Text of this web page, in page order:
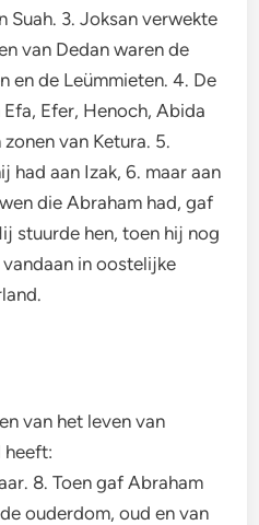
Suah. 3. Joksan verwekte
van Dedan waren de
en de Leümmieten. 4. De
Efer, Henoch, Abida
van Ketura. 5.
had aan Izak, 6. maar aan
die Abraham had, gaf
stuurde hen, toen hij nog
in oostelijke
van het leven van
heeft:
8. Toen gaf Abraham
ouderdom, oud en van